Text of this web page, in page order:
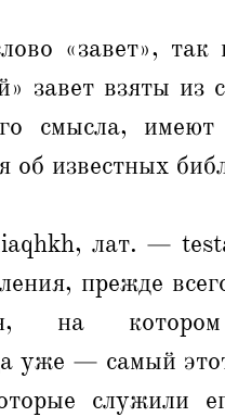
«завет», так
завет взяты
смысла,
известных
лат. —
прежде
на
уже — самый
служили